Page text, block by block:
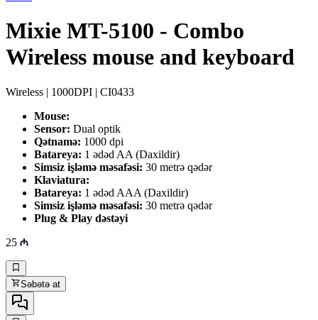
Mixie MT-5100 - Combo
Wireless mouse and keyboard
Wireless | 1000DPI | CI0433
Mouse:
Sensor: Dual optik
Qətnamə: 1000 dpi
Batareya: 1 ədəd AA (Daxildir)
Simsiz işləmə məsafəsi: 30 metrə qədər
Klaviatura:
Batareya: 1 ədəd AAA (Daxildir)
Simsiz işləmə məsafəsi: 30 metrə qədər
Plug & Play dəstəyi
25
Səbətə at